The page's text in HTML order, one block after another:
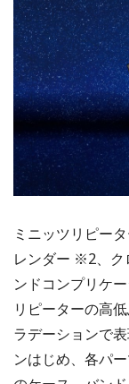
ミニッツリピー
レンダー ※2、ク
ンドコンプリケ
リピーターの高
ラデーションで
ンはじめ、各パ